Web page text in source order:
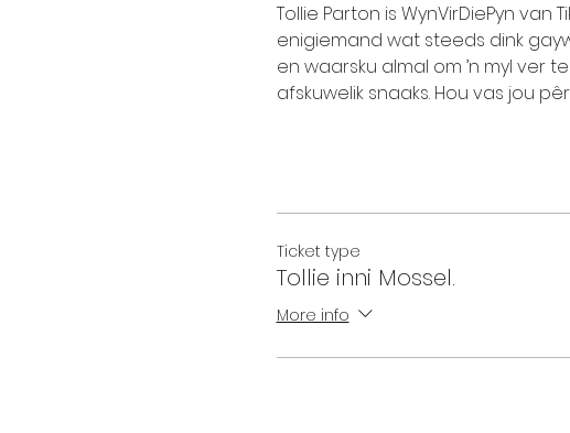
Tollie Parton is WynVirDiePyn
enigiemand wat steeds dink
en waarsku almal om ’n myl ver
afskuwelik snaaks. Hou vas jou
Ticket type
Tollie inni Mossel.
More info